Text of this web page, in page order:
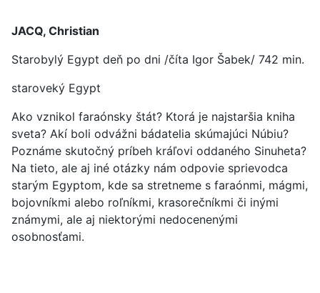
JACQ, Christian
Starobylý Egypt deň po dni /číta Igor Šabek/ 742 min.
staroveký Egypt
Ako vznikol faraónsky štát? Ktorá je najstaršia kniha
sveta? Akí boli odvážni bádatelia skúmajúci Núbiu?
Poznáme skutočný príbeh kráľovi oddaného Sinuheta?
Na tieto, ale aj iné otázky nám odpovie sprievodca
starým Egyptom, kde sa stretneme s faraónmi, mágmi,
bojovníkmi alebo roľníkmi, krasorečníkmi či inými
známymi, ale aj niektorými nedocenenými
osobnosťami.